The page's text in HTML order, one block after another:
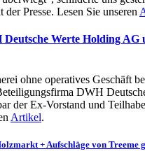
Presse. Lesen Sie unseren
Werte Holding AG
ohne operatives Geschäft
DWH
der Ex-Vorstand und
Artikel.
+ Aufschläge von Treeme